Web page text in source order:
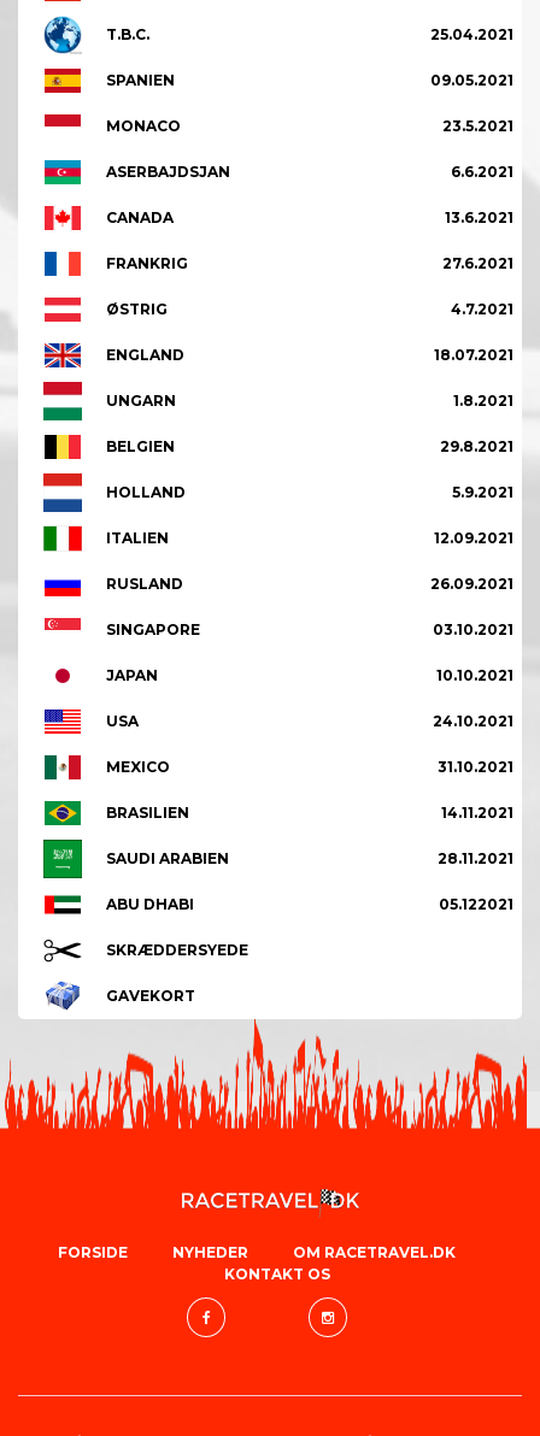
T.B.C. 25.04.2021
SPANIEN 09.05.2021
MONACO 23.5.2021
ASERBAJDSJAN 6.6.2021
CANADA 13.6.2021
FRANKRIG 27.6.2021
ØSTRIG 4.7.2021
ENGLAND 18.07.2021
UNGARN 1.8.2021
BELGIEN 29.8.2021
HOLLAND 5.9.2021
ITALIEN 12.09.2021
RUSLAND 26.09.2021
SINGAPORE 03.10.2021
JAPAN 10.10.2021
USA 24.10.2021
MEXICO 31.10.2021
BRASILIEN 14.11.2021
SAUDI ARABIEN 28.11.2021
ABU DHABI 05.122021
SKRÆDDERSYEDE
GAVEKORT
FORSIDE NYHEDER
OM RACETRAVEL.DK
KONTAKT OS